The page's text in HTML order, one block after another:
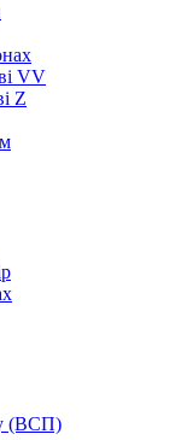
VV
Z
(ВСП)